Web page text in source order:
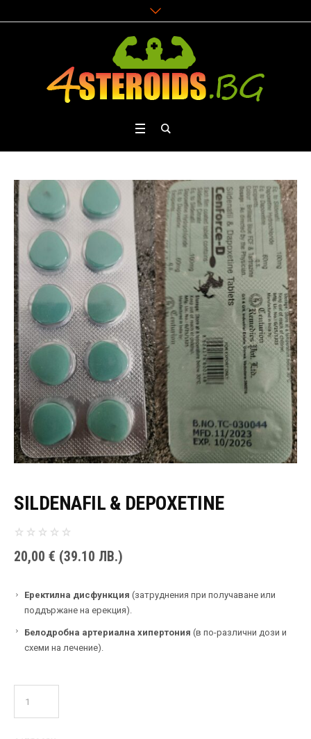
SILDENAFIL & DEPOXETINE
20,00 € (39.10 ЛВ.)
Еректилна дисфункция (затруднения при получаване или
поддържане на ерекция).
Белодробна артериална хипертония (в по-различни дози и
схеми на лечение).